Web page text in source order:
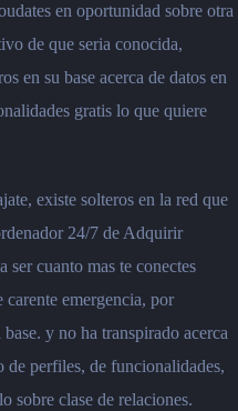
en oportunidad sobre otra
de que seria conocida,
en su base acerca de datos en
gratis lo que quiere
existe solteros en la red que
24/7 de Adquirir
ser cuanto mas te conectes
carente emergencia, por
y no ha transpirado acerca
de perfiles, de funcionalidades,
sobre clase de relaciones.